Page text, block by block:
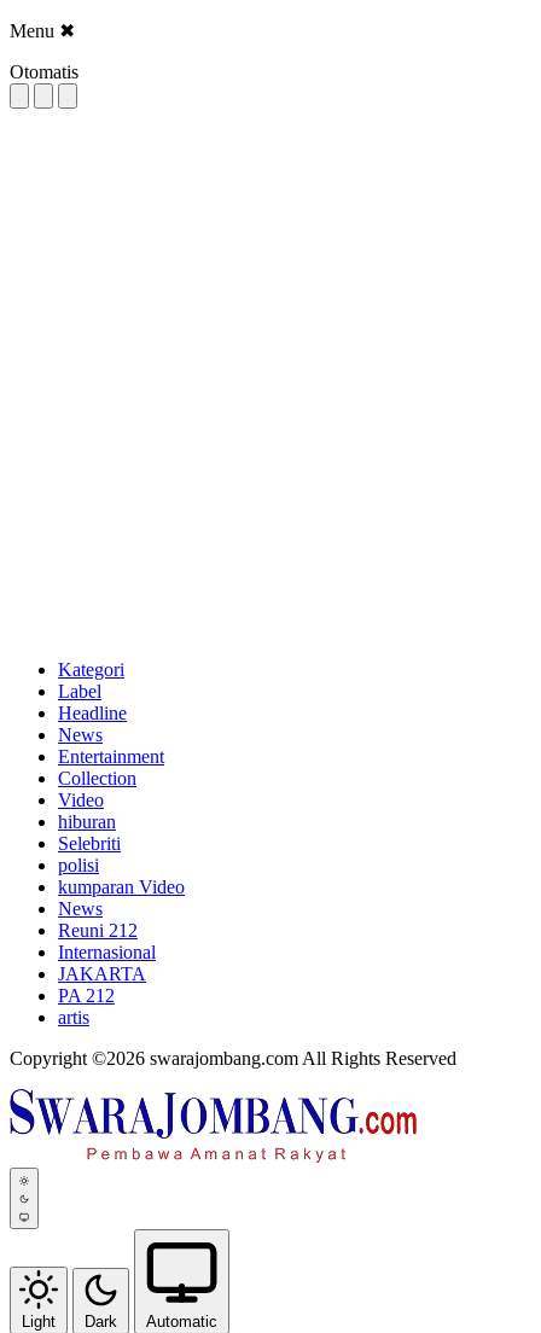
Menu ✖
Otomatis
Kategori
Label
Headline
News
Entertainment
Collection
Video
hiburan
Selebriti
polisi
kumparan Video
News
Reuni 212
Internasional
JAKARTA
PA 212
artis
Copyright ©2026 swarajombang.com All Rights Reserved
Light Dark Automatic